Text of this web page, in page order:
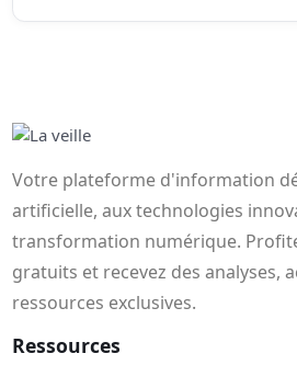
Votre plateforme d'information
artificielle, aux technologies
transformation numérique.
gratuits et recevez des analyses,
ressources exclusives.
Ressources